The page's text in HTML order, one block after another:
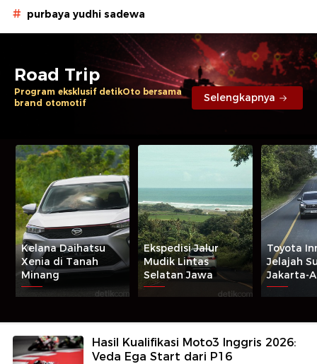
# purbaya yudhi sadewa
Road Trip
Program eksklusif detikOto bersama
brand otomotif
Selengkapnya
Kelana Daihatsu
Xenia di Tanah
Minang
Ekspedisi Jalur
Mudik Lintas
Selatan Jawa
Toyota
Jelajah
Jakarta-
Hasil Kualifikasi Moto3 Inggris 2026:
Veda Ega Start dari P16